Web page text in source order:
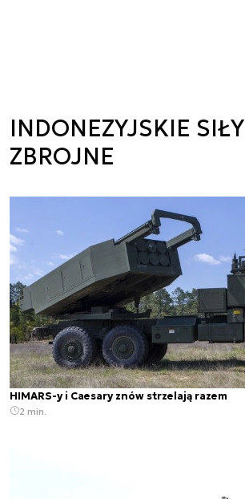
INDONEZYJSKIE SIŁY
ZBROJNE
HIMARS-y i Caesary znów strzelają razem
2 min.